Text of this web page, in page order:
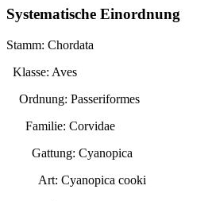
Systematische Einordnung
Stamm: Chordata
Klasse: Aves
Ordnung: Passeriformes
Familie: Corvidae
Gattung: Cyanopica
Art: Cyanopica cooki